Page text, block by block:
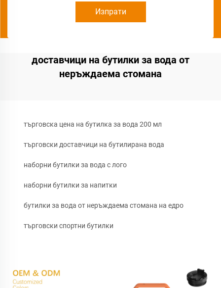
Изпрати
доставчици на бутилки за вода от
неръждаема стомана
търговска цена на бутилка за вода 200 мл
търговски доставчици на бутилирана вода
наборни бутилки за вода с лого
наборни бутилки за напитки
бутилки за вода от неръждаема стомана на едро
търговски спортни бутилки